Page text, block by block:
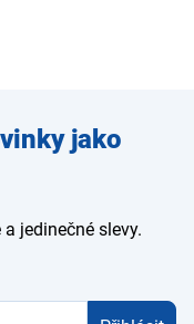
jako
jedinečné slevy.